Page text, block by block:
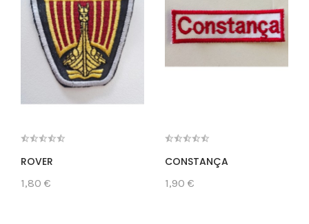
ROVER
1,80 €
CONSTANÇA
1,90 €